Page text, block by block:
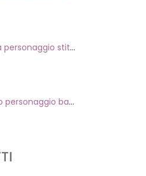
Set 5 pezzi asilo bambina personaggio stitch angel
Set 4 pezzi asilo bambino personaggio batman